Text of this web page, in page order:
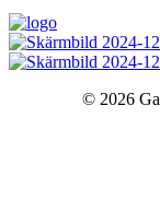
© 2026